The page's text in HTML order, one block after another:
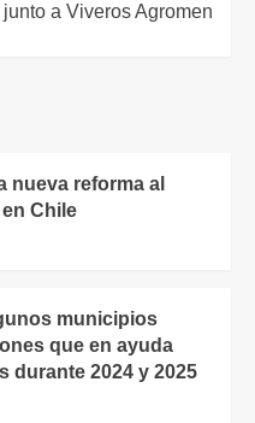
junto a Viveros Agromen
nueva reforma al
Chile
municipios
que en ayuda
durante 2024 y 2025